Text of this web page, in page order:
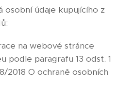
osobní údaje kupujícího z
na webové stránce
podle paragrafu 13 odst. 1
2018 O ochraně osobních